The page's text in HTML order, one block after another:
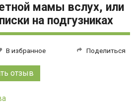
мамы вслух, или
на подгузниках
В избранное Поделиться
отзыв